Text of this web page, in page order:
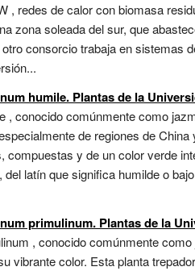
, redes de calor con biomasa
zona soleada del sur, que
consorcio trabaja en sistemas
humile. Plantas de la
, conocido comúnmente como
de regiones de
compuestas y de un color verde
del latín que significa humilde o
primulinum. Plantas de la
, conocido comúnmente
vibrante color. Esta planta